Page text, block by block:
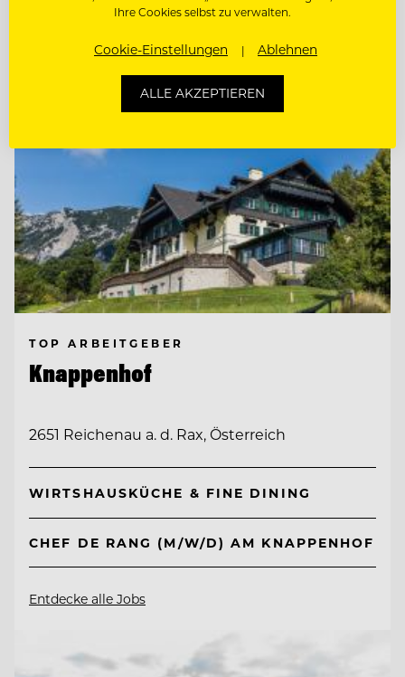
TOP ARBEITGEBER
Knappenhof
2651 Reichenau a. d. Rax, Österreich
WIRTSHAUSKÜCHE & FINE DINING
CHEF DE RANG (M/W/D) AM KNAPPENHOF
Entdecke alle Jobs
Ihre Cookies selbst zu verwalten.
Cookie-Einstellungen Ablehnen
ALLE AKZEPTIEREN